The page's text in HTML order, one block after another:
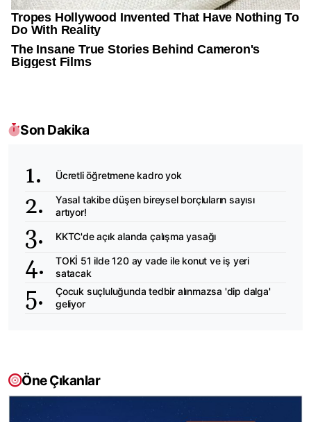
Son Dakika
Ücretli öğretmene kadro yok
Yasal takibe düşen bireysel borçluların sayısı
artıyor!
KKTC'de açık alanda çalışma yasağı
TOKİ 51 ilde 120 ay vade ile konut ve iş yeri
satacak
Çocuk suçluluğunda tedbir alınmazsa 'dip dalga'
geliyor
Öne Çıkanlar